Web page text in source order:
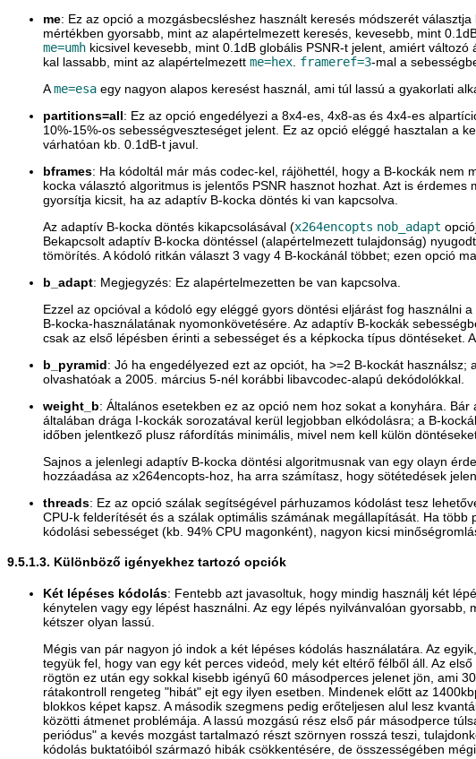
me: Ez az opció a mozgásbecsléshez használt keresés módszerét
mértékben gyorsabb, mint az alapértelmezett keresés, kevesebb, mint
me=umh kicsivel kevesebb, mint 0.1dB globális PSNR-t jelent, amiért
kal lassabb, mint az alapértelmezett me=hex frameref=3-mal a
Ame=esa egy nagyon alapos keresést használ, ami túl lassú a gyakorlati
partitions=all: Ez az opció engedélyezi a 8x4-es, 4x8-as és 4x4-es
10%-15%-os sebességveszteséget jelent. Ez az opció eléggé hasztalan a
várhatóan kb. 0.1dB-t javul.
bframes: Ha kódoltál már más codec-kel, rájöhettél, hogy a B-kockák nem
kocka választó algoritmus is jelentős PSNR hasznot hozhat. Azt is
gyorsítja kicsit, ha az adaptív B-kocka döntés ki van kapcsolva.
Az adaptív B-kocka döntés kikapcsolásával (x264encopts nob_adapt
Bekapcsolt adaptív B-kocka döntéssel (alapértelmezett tulajdonság)
tömörítés. A kódoló ritkán választ 3 vagy 4 B-kockánál többet; ezen opció
b_adapt: Megjegyzés: Ez alapértelmezetten be van kapcsolva.
Ezzel az opcióval a kódoló egy eléggé gyors döntési eljárást fog használni
B-kocka-használatának nyomonkövetésére. Az adaptív B-kockák
csak az első lépésben érinti a sebességet és a képkocka típus döntéseket. A
b_pyramid: Jó ha engedélyezed ezt az opciót, ha >=2 B-kockát
olvashatóak a 2005. március 5-nél korábbi libavcodec-alapú dekódolókkal.
weight_b: Általános esetekben ez az opció nem hoz sokat a konyhára.
általában drága I-kockák sorozatával kerül legjobban elkódolásra; a B-
időben jelentkező plusz ráfordítás minimális, mivel nem kell külön
Sajnos a jelenlegi adaptív B-kocka döntési algoritmusnak van egy olayn
hozzáadása az x264encopts-hoz, ha arra számítasz, hogy sötétedések
threads: Ez az opció szálak segítségével párhuzamos kódolást tesz
CPU-k felderítését és a szálak optimális számának megállapítását. Ha
kódolási sebességet (kb. 94% CPU magonként), nagyon kicsi
9.5.1.3. Különböző igényekhez tartozó opciók
Két lépéses kódolás: Fentebb azt javasoltuk, hogy mindig használj két
kénytelen vagy egy lépést használni. Az egy lépés nyilvánvalóan
kétszer olyan lassú.
Mégis van pár nagyon jó indok a két lépéses kódolás használatára. Az
tegyük fel, hogy van egy két perces videód, mely két eltérő félből áll. Az
rögtön ez után egy sokkal kisebb igényű 60 másodperces jelenet jön, ami
rátakontroll rengeteg "hibát" ejt egy ilyen esetben. Mindenek előtt az
blokkos képet kapsz. A második szegmens pedig erőteljesen alul lesz
közötti átmenet problémája. A lassú mozgású rész első pár másodperce
periódus" a kevés mozgást tartalmazó részt szörnyen rosszá teszi,
kódolás buktatóiból származó hibák csökkentésére, de összességében